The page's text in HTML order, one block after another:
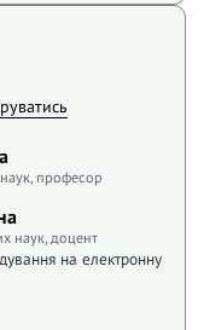
професор
наук, доцент
на електронну